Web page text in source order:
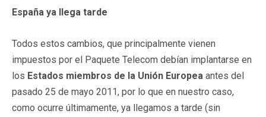
España ya llega tarde
Todos estos cambios, que principalmente vienen
impuestos por el Paquete Telecom debían implantarse en
los Estados miembros de la Unión Europea antes del
pasado 25 de mayo 2011, por lo que en nuestro caso,
como ocurre últimamente, ya llegamos a tarde (sin